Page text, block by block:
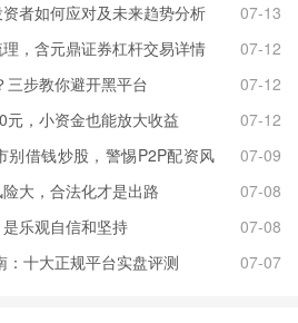
者如何应对及未来趋势分析
07-13
，含元鼎证券杠杆交易详情
07-12
步教你避开黑平台
07-12
，小资金也能放大收益
07-12
别借钱炒股，警惕P2P配资风
07-09
大，合法化才是出路
07-08
乐观自信和坚持
07-08
十大正规平台实盘评测
07-07